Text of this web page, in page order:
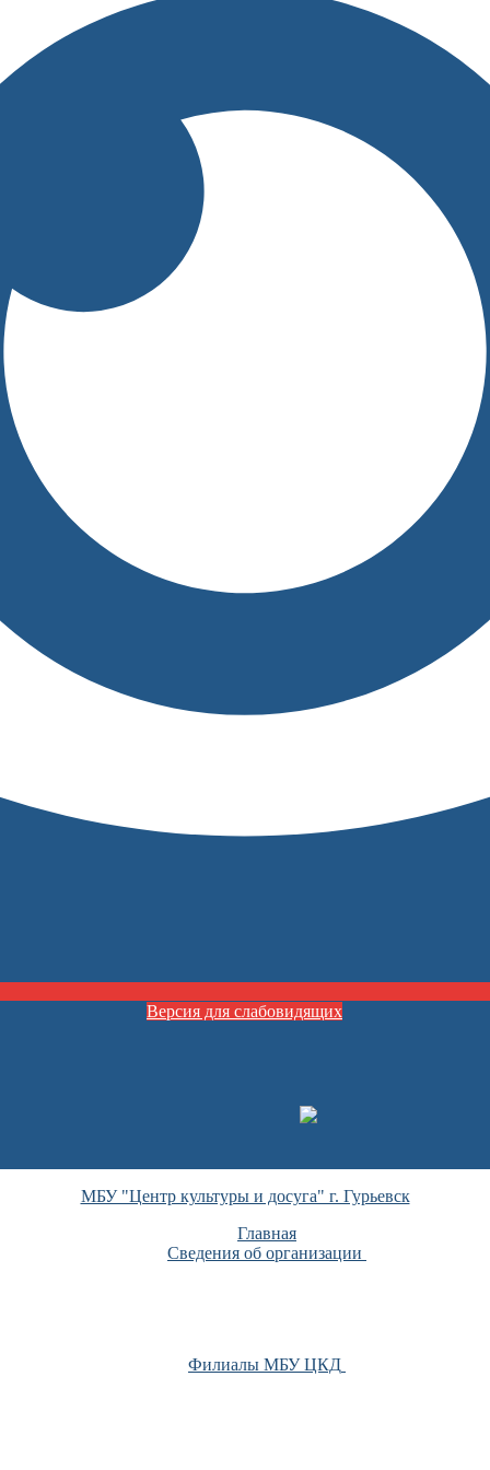
Версия для слабовидящих
МБУ "Центр культуры и досуга" г. Гурьевск
Главная
Сведения об организации
Филиалы МБУ ЦКД